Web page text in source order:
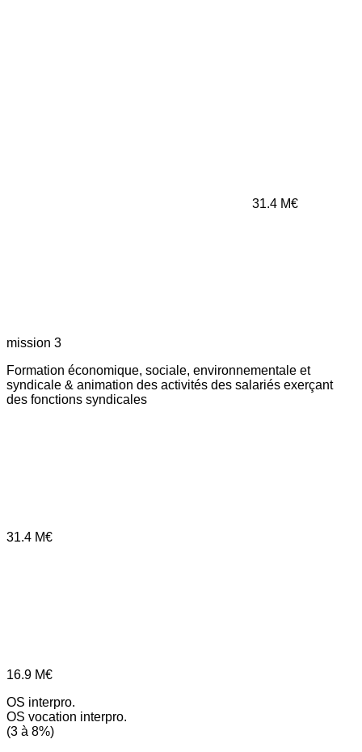
31.4 M€
mission 3
Formation économique, sociale, environnementale et
syndicale & animation des activités des salariés exerçant
des fonctions syndicales
31.4 M€
16.9 M€
OS interpro.
OS vocation interpro.
(3 à 8%)